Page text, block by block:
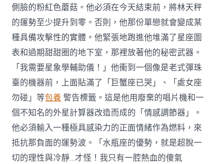
側臉的粉紅色蘑菇。他必須在今天結束前，將林天秤
的運勢至少提升到零。否則，他那份單戀就會變成某
種具備攻擊性的實體。他緊張地跑進他堆滿了星座圖
表和過期甜甜圈的地下室，那裡放著他的秘密武器。
「我需要星象學輔助儀！」他衝到一個像是老式彈珠
臺的機器前，上面貼滿了「巨蟹座已哭」、「處女座
勿碰」等包養 警告標籤。這是他用廢棄的唱片機和一
個不知名的外星計算器改造而成的「情感調節器」。
他必須輸入一種極具感染力的正面情緒作為燃料，來
抵抗那負面的運勢波。「水瓶座的優勢，就是超脫一
切的理性與冷靜…才怪！我只有一腔熱血的傻氣